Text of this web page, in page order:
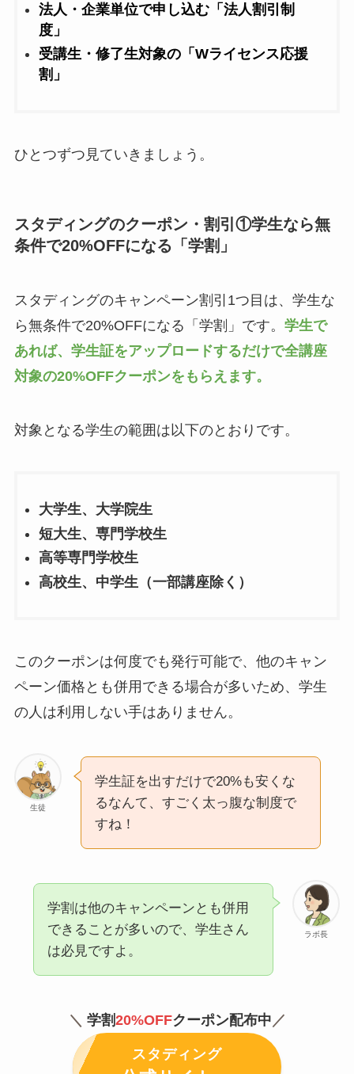
法人・企業単位で申し込む「法人割引制
度」
受講生・修了生対象の「Wライセンス応援
割」
ひとつずつ見ていきましょう。
スタディングのクーポン・割引①学生なら無
条件で20%OFFになる「学割」
スタディングのキャンペーン割引1つ目は、学生な
ら無条件で20%OFFになる「学割」です。 学生で
あれば、学生証をアップロードするだけで全講座
対象の20%OFFクーポンをもらえます。
対象となる学生の範囲は以下のとおりです。
大学生、大学院生
短大生、専門学校生
高等専門学校生
高校生、中学生（一部講座除く）
このクーポンは何度でも発行可能で、他のキャン
ペーン価格とも併用できる場合が多いため、学生
の人は利用しない手はありません。
生徒
学生証を出すだけで20%も安くな
るなんて、すごく太っ腹な制度で
すね！
ラボ長
学割は他のキャンペーンとも併用
できることが多いので、学生さん
は必見ですよ。
＼ 学割20%OFFクーポン配布中 ／
スタディング